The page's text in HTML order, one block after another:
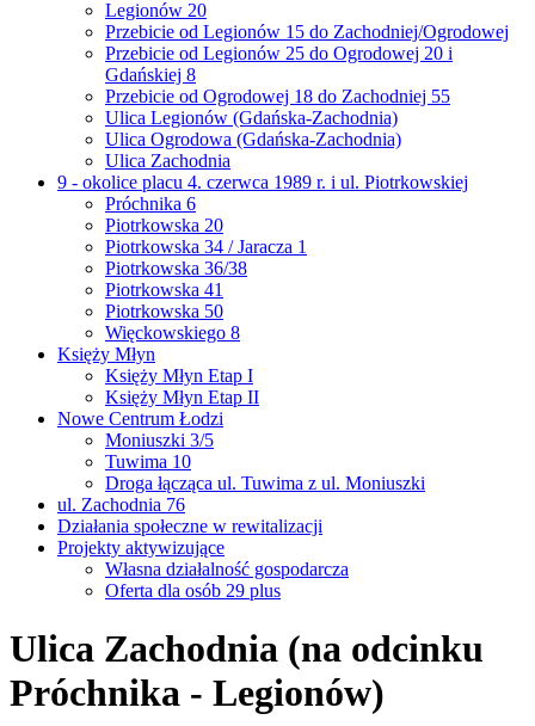
Legionów 20
Przebicie od Legionów 15 do Zachodniej/Ogrodowej
Przebicie od Legionów 25 do Ogrodowej 20 i
Gdańskiej 8
Przebicie od Ogrodowej 18 do Zachodniej 55
Ulica Legionów (Gdańska-Zachodnia)
Ulica Ogrodowa (Gdańska-Zachodnia)
Ulica Zachodnia
9 - okolice placu 4. czerwca 1989 r. i ul. Piotrkowskiej
Próchnika 6
Piotrkowska 20
Piotrkowska 34 / Jaracza 1
Piotrkowska 36/38
Piotrkowska 41
Piotrkowska 50
Więckowskiego 8
Księży Młyn
Księży Młyn Etap I
Księży Młyn Etap II
Nowe Centrum Łodzi
Moniuszki 3/5
Tuwima 10
Droga łącząca ul. Tuwima z ul. Moniuszki
ul. Zachodnia 76
Działania społeczne w rewitalizacji
Projekty aktywizujące
Własna działalność gospodarcza
Oferta dla osób 29 plus
Ulica Zachodnia (na odcinku
Próchnika - Legionów)